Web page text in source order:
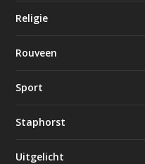
Religie
Rouveen
Sport
Staphorst
Uitgelicht